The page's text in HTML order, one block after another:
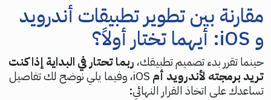
مقارنة بين تطوير تطبيقات أندرويد
و iOS: أيهما تختار أولاً؟
حينما تقرر بدء تصميم تطبيقك، ربما تحتار في البداية إذا كنت
تريد برمجته لأندرويد أم
iOS، وفيما يلي نوضح لك تفاصيل
تساعدك على اتخاذ القرار النهائي: